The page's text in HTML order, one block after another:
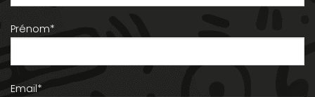
Prénom*
Email*